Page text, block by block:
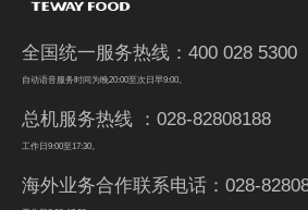
全国统一服务热线：400 028 5300
自动语音服务时间为晚20:00至次日早9:00。
总机服务热线 ：028-82808188
工作日9:00至17:30。
海外业务合作联系电话：028-